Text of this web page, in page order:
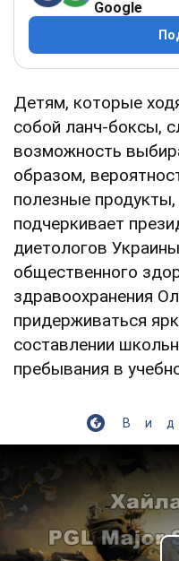
Google
Детям, которые
собой ланч-боксы,
возможность
образом,
полезные
подчеркивает
диетологов
общественного
здравоохранения
придерживаться
составлении
пребывания в